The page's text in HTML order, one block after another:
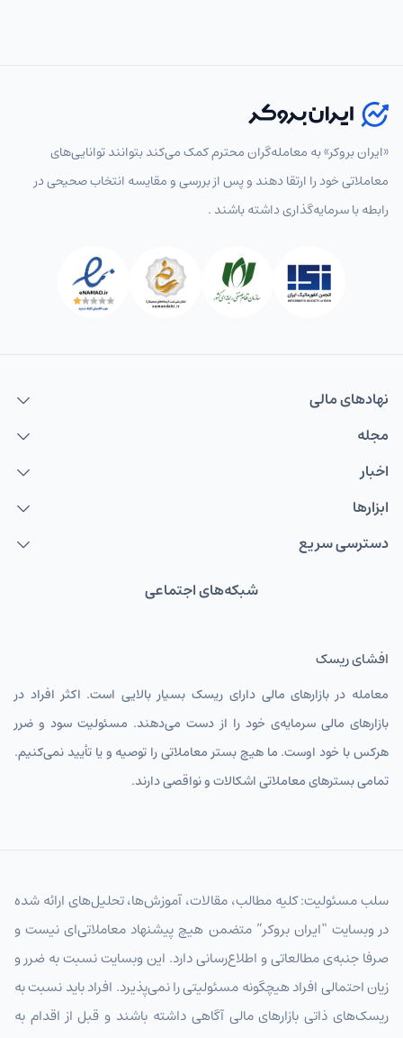
«ایران بروکر» به معامله‌گران محترم کمک می‌کند بتوانند توانایی‌های
معاملاتی خود را ارتقا دهند و پس از بررسی و مقایسه انتخاب‌ صحیحی در
رابطه با سرمایه‌گذاری داشته باشند .
نهاد‌های مالی
مجله
اخبار
ابزارها
دسترسی سریع
شبکه‌های اجتماعی
افشای ریسک
معامله در بازارهای مالی دارای ریسک بسیار بالایی است. اکثر افراد در
بازارهای مالی سرمایه‌ی خود را از دست می‌دهند. مسئولیت سود و ضرر
هرکس با خود اوست. ما هیچ بستر معاملاتی را توصیه و یا تأیید نمی‌کنیم.
تمامی بسترهای معاملاتی اشکالات و نواقصی دارند.
سلب مسئولیت: کلیه مطالب، مقالات، آموزش‌ها، تحلیل‌های ارائه شده
در وبسایت “ایران بروکر” متضمن هیچ پیشنهاد معاملاتی‌ای نیست و
صرفا جنبه‌ی مطالعاتی و اطلاع‌رسانی دارد. این وبسایت نسبت به ضرر و
زیان احتمالی افراد هیچگونه مسئولیتی را نمی‌پذیرد. افراد باید نسبت به
ریسک‌های ذاتی بازارهای مالی آگاهی داشته باشند و قبل از اقدام به